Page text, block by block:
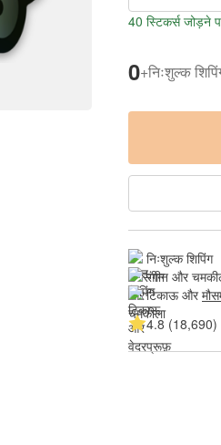
40 स्टिकर्स जोड़ने
0+निःशुल्क
निःशुल्क शिपिंग
रंगीन और
टिकाऊ और
4.8 (18,690)